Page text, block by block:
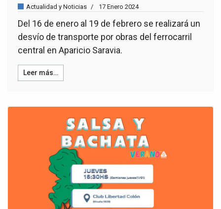
Actualidad y Noticias 17 Enero 2024
Del 16 de enero al 19 de febrero se realizará un
desvío de transporte por obras del ferrocarril
central en Aparicio Saravia.
Leer más…